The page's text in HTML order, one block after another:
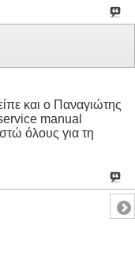
και ο Παναγιώτης
manual
όλους για τη